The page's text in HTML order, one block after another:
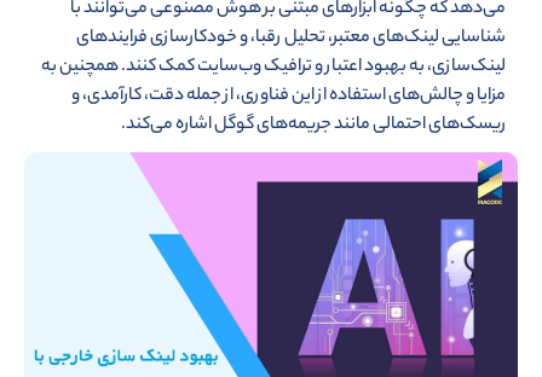
می‌دهد که چگونه ابزارهای مبتنی بر هوش مصنوعی می‌توانند با
شناسایی لینک‌های معتبر، تحلیل رقبا، و خودکارسازی فرایندهای
لینک‌سازی، به بهبود اعتبار و ترافیک وب‌سایت کمک کنند. همچنین به
مزایا و چالش‌های استفاده از این فناوری، از جمله دقت، کارآمدی، و
ریسک‌های احتمالی مانند جریمه‌های گوگل اشاره می‌کند.